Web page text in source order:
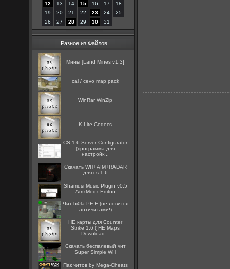
12
13 14 15 16 17
18
19
20 21 22 23 24
25
26
27 28 29 30 31
Разное из Файлов
Мины [Land Mines v1.3]
cal / cevo map pack
WinRar WinZip
K-Lite Codecs
CS 1.6 Server Configurator
(программа для
настройк...
Скачать WH+AIM+RADAR
для cs 1.6
Shamusi Music Plugin v0.5
AmxModx Editon
Чит bi0la PE-F (не ловится
античитами!)
HE карты для Counter
Strike 1.6 ( HE Maps
Download...
Скачать беспалевый чит
Super Simple WH
Пак читов by Mega-Cheats